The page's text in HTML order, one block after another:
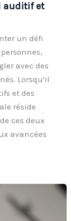
auditif et
un défi
avec des
Lorsqu’il
et des
réside
ces deux
avancées